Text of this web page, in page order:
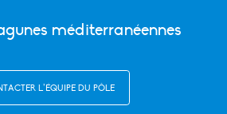
méditerranéennes
L’ÉQUIPE DU PÔLE